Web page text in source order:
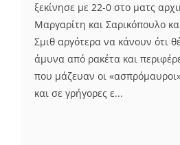
ξεκίνησε με 22-0 στο ματς
Μαργαρίτη και Σαρικόπουλο
Σμιθ αργότερα να κάνουν ότι
άμυνα από ρακέτα και
που μάζευαν οι
και σε γρήγορες ε...